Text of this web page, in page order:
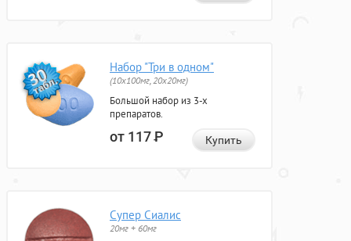
Набор "Три в одном"
(10x100мг, 20x20мг)
Большой набор из 3-х
препаратов.
от 117Р Купить
Супер Сиалис
20мг + 60мг